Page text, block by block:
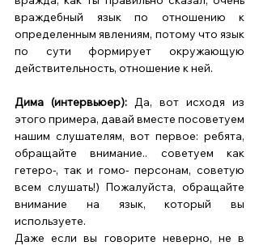
враждебный язык по отношению к
определенным явлениям, потому что язык
по сути формирует окружающую
действительность, отношение к ней.
Дима (интервьюер): Да, вот исходя из
этого примера, давай вместе посоветуем
нашим слушателям, вот первое: ребята,
обращайте внимание.. советуем как
гетеро-, так и гомо- персонам, советую
всем слушать!) Пожалуйста, обращайте
внимание на язык, который вы
используете.
Даже если вы говорите неверно, не в